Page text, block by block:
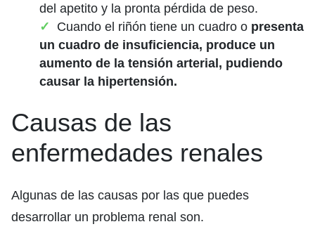
del apetito y la pronta pérdida de peso.
Cuando el riñón tiene un cuadro o presenta
un cuadro de insuficiencia, produce un
aumento de la tensión arterial, pudiendo
causar la hipertensión.
Causas de las
enfermedades renales
Algunas de las causas por las que puedes
desarrollar un problema renal son.